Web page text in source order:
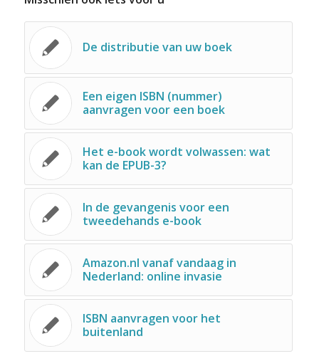
De distributie van uw boek
Een eigen ISBN (nummer)
aanvragen voor een boek
Het e-book wordt volwassen: wat
kan de EPUB-3?
In de gevangenis voor een
tweedehands e-book
Amazon.nl vanaf vandaag in
Nederland: online invasie
ISBN aanvragen voor het
buitenland